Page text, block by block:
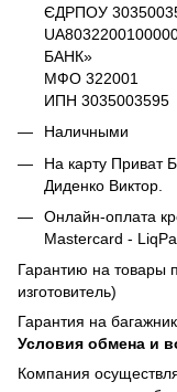
ЄДРПОУ
БАНК»
МФО 322001
ИПН 3035003595
Наличными
На карту Приват
Диденко Виктор.
Онлайн-оплата
Mastercard -
Гарантию на товары
изготовитель)
Гарантия на
Условия обмена и
Компания